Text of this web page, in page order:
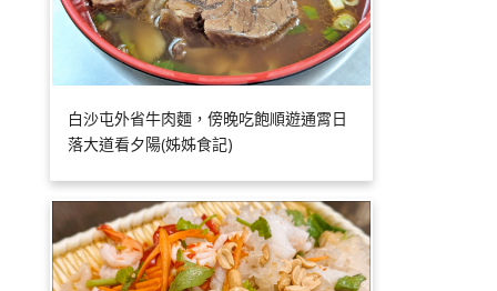
白沙屯外省牛肉麵，傍晚吃飽順遊通霄日
落大道看夕陽(姊姊食記)